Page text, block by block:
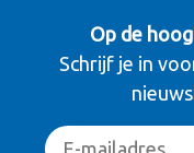
Op de
Schrijf je in